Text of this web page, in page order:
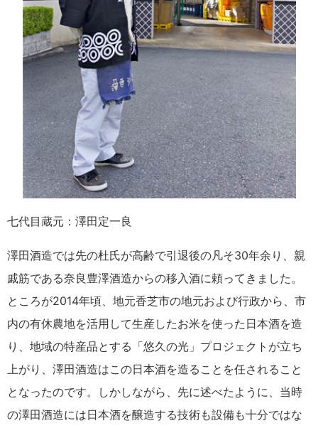
七代目蔵元：澤田定一良
澤田酒造では先の杜氏が高齢で引退後の凡そ30年余り、親
戚筋である奈良豊澤酒造からの移入酒に頼ってきました。
ところが2014年頃、地元香芝市の地元および行政から、市
内の有休農地を活用して生産したお米を使った日本酒を造
り、地域の特産品とする「悠久の光」プロジェクトが立ち
上がり、澤田酒造はこの日本酒を造ることを任されること
となったのです。しかしながら、先に述べたように、当時
の澤田酒造には日本酒を醸造する技術も設備も十分ではな